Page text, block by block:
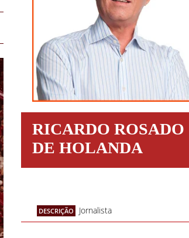
RICARDO ROSADO
DE HOLANDA
DESCRIÇÃO Jornalista